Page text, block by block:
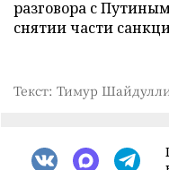
разговора с
снятии части
Текст: Тимур